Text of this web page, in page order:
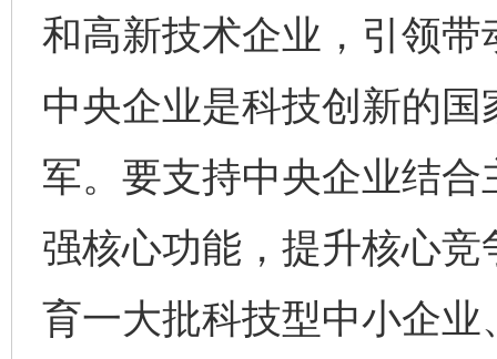
和高新技术企业，引领
中央企业是科技创新的
军。要支持中央企业结
强核心功能，提升核心
育一大批科技型中小企